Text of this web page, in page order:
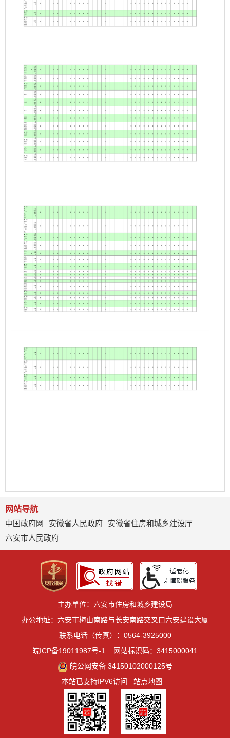
网站导航
中国政府网
安徽省人民政府
安徽省住房和城乡建设厅
六安市人民政府
主办单位：六安市住房和城乡建设局
办公地址：六安市梅山南路与长安南路交叉口六安建设大厦
联系电话（传真）：0564-3925000
皖ICP备19011987号-1
网站标识码：3415000041
皖公网安备 34150102000125号
本站已支持IPV6访问
站点地图